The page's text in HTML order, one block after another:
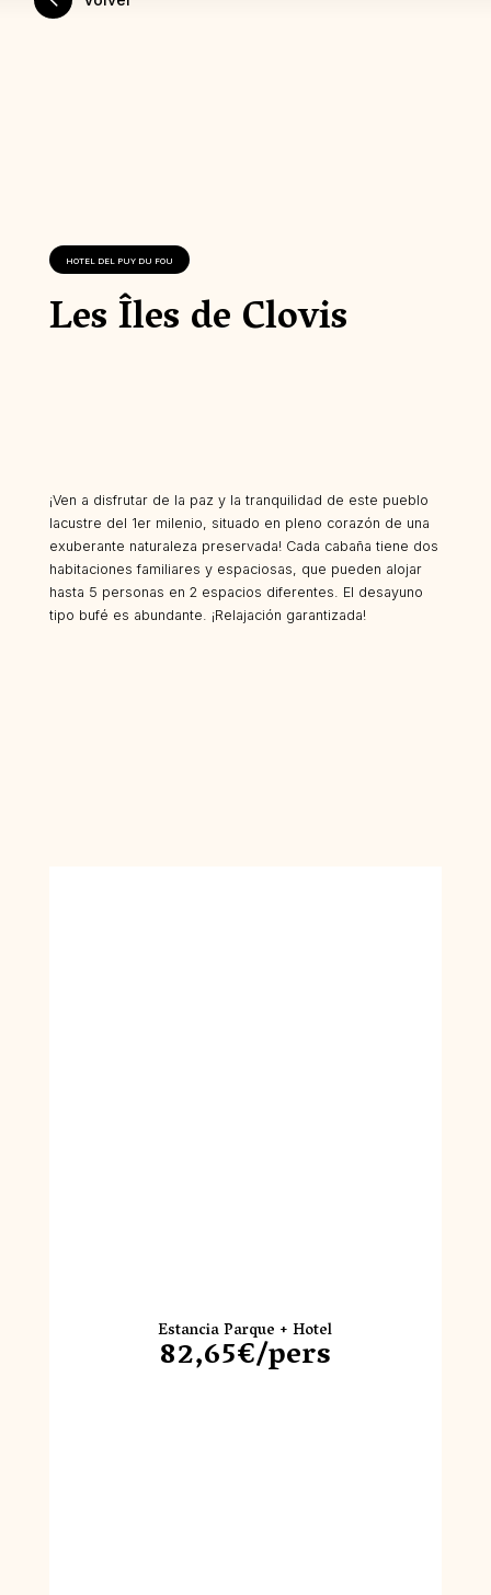
HOTEL DEL PUY DU FOU
Les Îles de Clovis
¡Ven a disfrutar de la paz y la tranquilidad de este pueblo
lacustre del 1er milenio, situado en pleno corazón de una
exuberante naturaleza preservada! Cada cabaña tiene dos
habitaciones familiares y espaciosas, que pueden alojar
hasta 5 personas en 2 espacios diferentes. El desayuno
tipo bufé es abundante. ¡Relajación garantizada!
Estancia Parque + Hotel
82,65€/pers